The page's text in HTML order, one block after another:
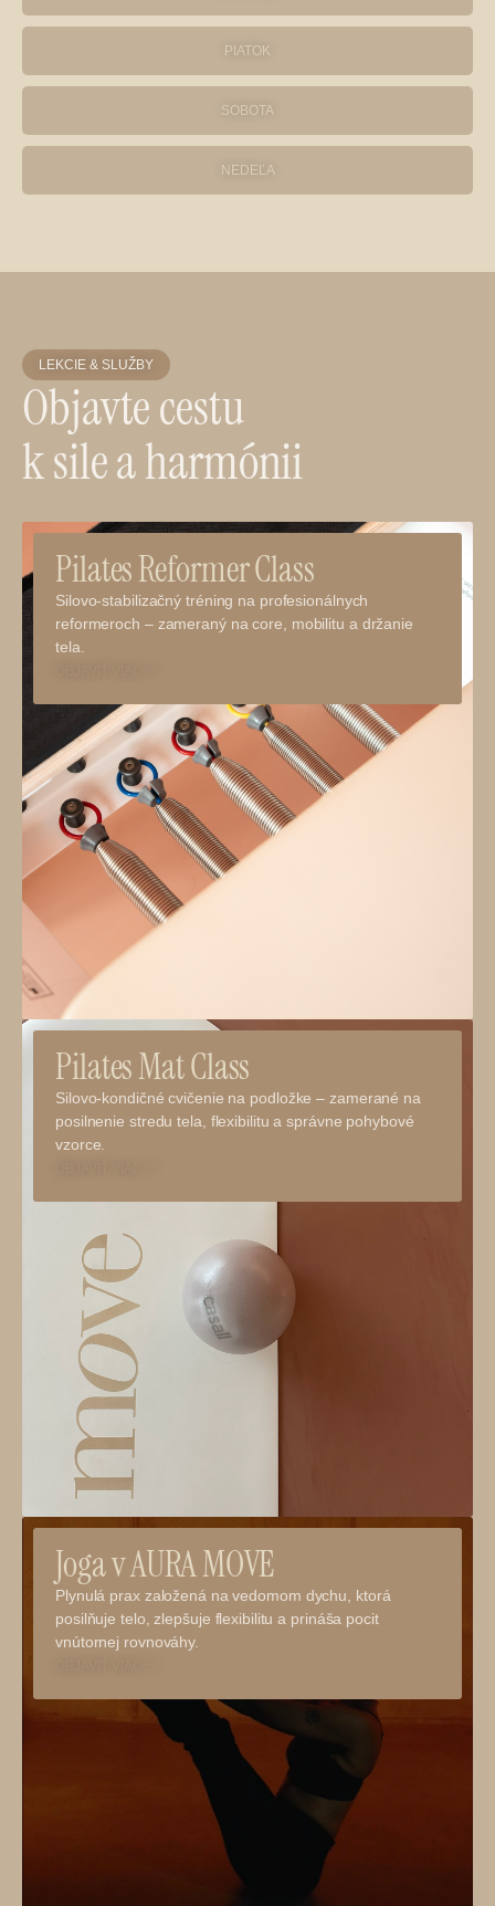
PIATOK
SOBOTA
NEDEĽA
LEKCIE & SLUŽBY
Objavte cestu
k sile a harmónii
Pilates Reformer Class
Silovo-stabilizačný tréning na profesionálnych
reformeroch – zameraný na core, mobilitu a držanie
tela.
Pilates Mat Class
Silovo-kondičné cvičenie na podložke – zamerané na
posilnenie stredu tela, flexibilitu a správne pohybové
vzorce.
Joga v AURA MOVE
Plynulá prax založená na vedomom dychu, ktorá
posilňuje telo, zlepšuje flexibilitu a prináša pocit
vnútornej rovnováhy.